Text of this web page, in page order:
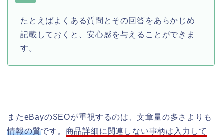
たとえばよくある質問とその回答をあらかじめ
記載しておくと、安心感を与えることができま
す。
またeBayのSEOが重視するのは、文章量の多さよりも
情報の質です。 商品詳細に関連しない事柄は入力して